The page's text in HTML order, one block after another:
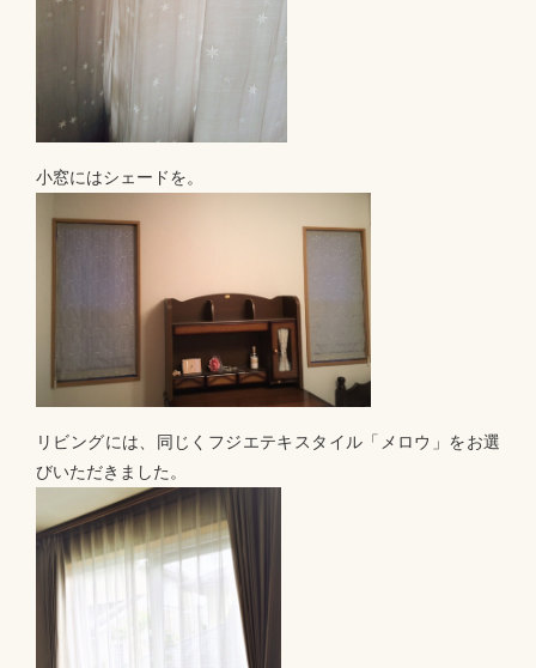
小窓にはシェードを。
リビングには、同じくフジエテキスタイル「メロウ」をお選
びいただきました。